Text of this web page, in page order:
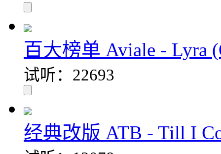
百大榜单 Aviale - Lyra
试听：22693
经典改版 ATB - Till I